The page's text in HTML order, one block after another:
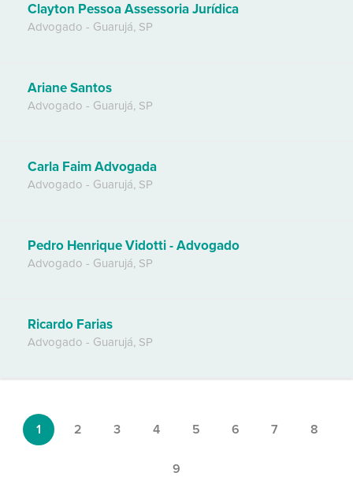
Clayton Pessoa Assessoria Jurídica
Advogado - Guarujá, SP
Ariane Santos
Advogado - Guarujá, SP
Carla Faim Advogada
Advogado - Guarujá, SP
Pedro Henrique Vidotti - Advogado
Advogado - Guarujá, SP
Ricardo Farias
Advogado - Guarujá, SP
1 2 3 4 5 6 7 8
9